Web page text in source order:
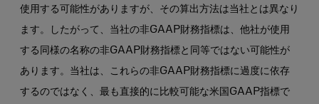
使用する可能性がありますが、その算出方法は当社とは異なり
ます。したがって、当社の非GAAP財務指標は、他社が使用
する同様の名称の非GAAP財務指標と同等ではない可能性が
あります。当社は、これらの非GAAP財務指標に過度に依存
するのではなく、最も直接的に比較可能な米国GAAP指標で